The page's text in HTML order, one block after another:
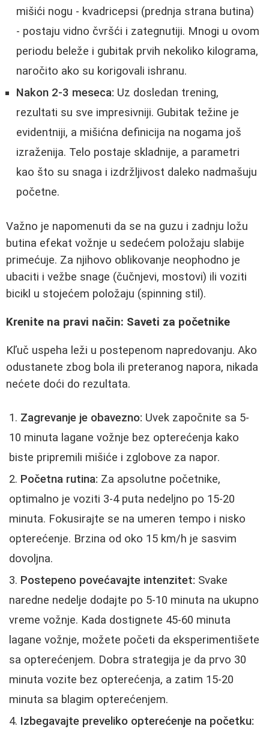
mišići nogu - kvadricepsi (prednja strana butina)
- postaju vidno čvršći i zategnutiji. Mnogi u ovom
periodu beleže i gubitak prvih nekoliko kilograma,
naročito ako su korigovali ishranu.
Nakon 2-3 meseca: Uz dosledan trening,
rezultati su sve impresivniji. Gubitak težine je
evidentniji, a mišićna definicija na nogama još
izraženija. Telo postaje skladnije, a parametri
kao što su snaga i izdržljivost daleko nadmašuju
početne.
Važno je napomenuti da se na guzu i zadnju ložu
butina efekat vožnje u sedećem položaju slabije
primećuje. Za njihovo oblikovanje neophodno je
ubaciti i vežbe snage (čučnjevi, mostovi) ili voziti
bicikl u stojećem položaju (spinning stil).
Krenite na pravi način: Saveti za početnike
Kľuč uspeha leži u postepenom napredovanju. Ako
odustanete zbog bola ili preteranog napora, nikada
nećete doći do rezultata.
Zagrevanje je obavezno: Uvek započnite sa 5-
10 minuta lagane vožnje bez opterećenja kako
biste pripremili mišiće i zglobove za napor.
Početna rutina: Za apsolutne početnike,
optimalno je voziti 3-4 puta nedeljno po 15-20
minuta. Fokusirajte se na umeren tempo i nisko
opterećenje. Brzina od oko 15 km/h je sasvim
dovoljna.
Postepeno povećavajte intenzitet: Svake
naredne nedelje dodajte po 5-10 minuta na ukupno
vreme vožnje. Kada dostignete 45-60 minuta
lagane vožnje, možete početi da eksperimentišete
sa opterećenjem. Dobra strategija je da prvo 30
minuta vozite bez opterećenja, a zatim 15-20
minuta sa blagim opterećenjem.
Izbegavajte preveliko opterećenje na početku: